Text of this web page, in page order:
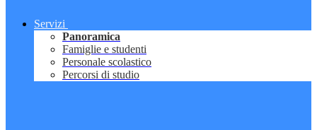
Servizi
Panoramica
Famiglie e studenti
Personale scolastico
Percorsi di studio